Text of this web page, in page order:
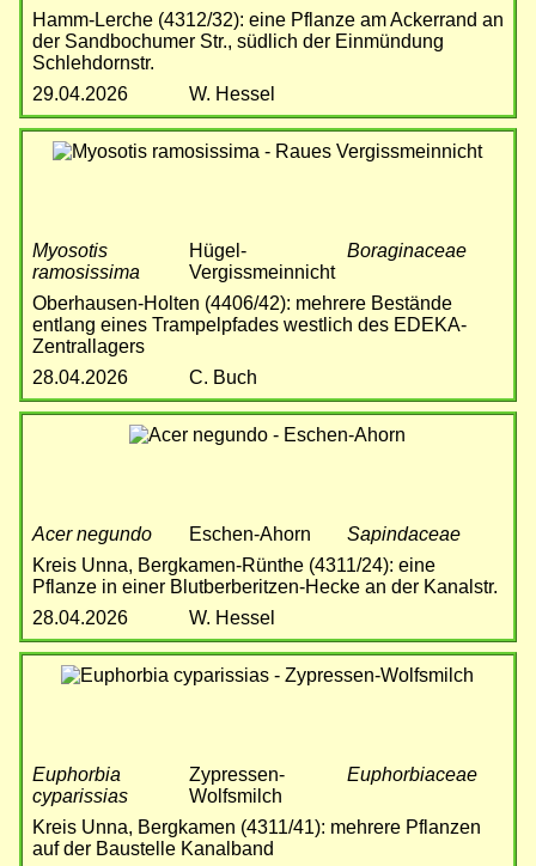
Hamm-Lerche (4312/32): eine Pflanze am Ackerrand an
der Sandbochumer Str., südlich der Einmündung
Schlehdornstr.
29.04.2026
W. Hessel
Bild
Myosotis
ramosissima
Hügel-
Vergissmeinnicht
Boraginaceae
Oberhausen-Holten (4406/42): mehrere Bestände
entlang eines Trampelpfades westlich des EDEKA-
Zentrallagers
28.04.2026
C. Buch
Acer negundo Eschen-Ahorn
Sapindaceae
Kreis Unna, Bergkamen-Rünthe (4311/24): eine
Pflanze in einer Blutberberitzen-Hecke an der Kanalstr.
28.04.2026
W. Hessel
Bild
Euphorbia
cyparissias
Zypressen-
Wolfsmilch
Euphorbiaceae
Kreis Unna, Bergkamen (4311/41): mehrere Pflanzen
auf der Baustelle Kanalband